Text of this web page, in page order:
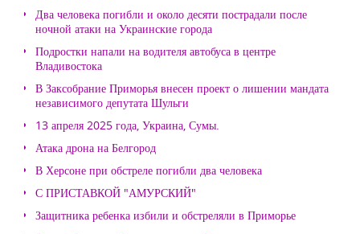
Два человека погибли и около десяти пострадали после
ночной атаки на Украинские города
Подростки напали на водителя автобуса в центре
Владивостока
В Заксобрание Приморья внесен проект о лишении мандата
независимого депутата Шульги
13 апреля 2025 года, Украина, Сумы.
Атака дрона на Белгород
В Херсоне при обстреле погибли два человека
С ПРИСТАВКОЙ "АМУРСКИЙ"
Защитника ребенка избили и обстреляли в Приморье